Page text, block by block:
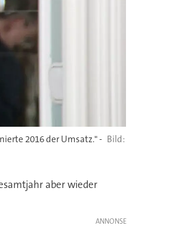
2016 der Umsatz." -
aber wieder